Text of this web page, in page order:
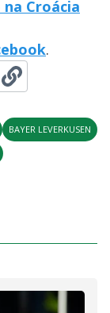
Croácia
.
BAYER LEVERKUSEN